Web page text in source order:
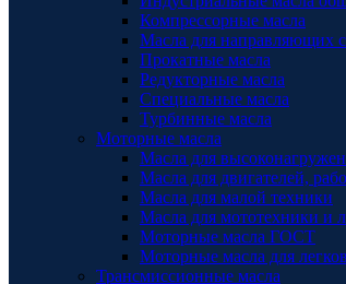
Компрессорные масла
Масла для направляющих
Прокатные масла
Редукторные масла
Специальные масла
Турбинные масла
Моторные масла
Масла для
Масла для двигателей,
Масла для малой техники
Масла для мототехники и
Моторные масла ГОСТ
Моторные масла для
Трансмиссионные масла